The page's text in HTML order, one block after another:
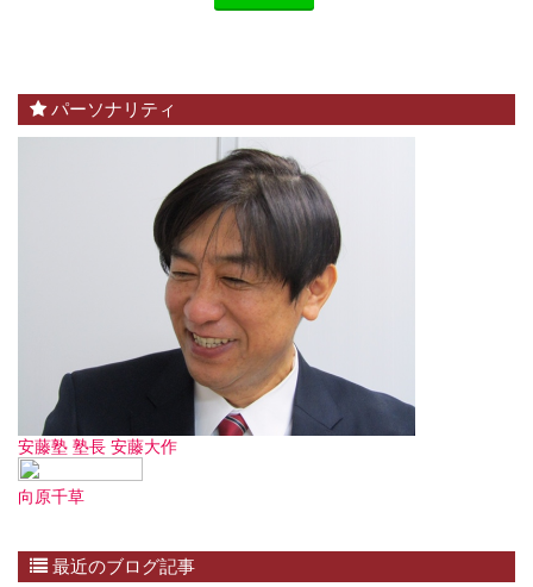
パーソナリティ
安藤塾 塾長 安藤大作
向原千草
最近のブログ記事